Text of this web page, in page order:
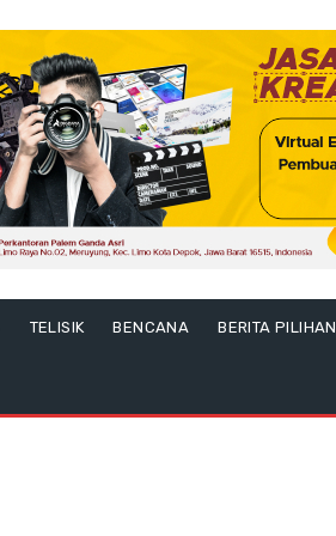
TELISIK BENCANA BERITA PILIHAN